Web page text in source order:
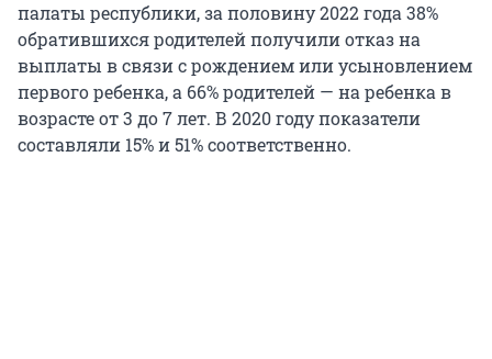
палаты республики, за половину 2022 года 38%
обратившихся родителей получили отказ на
выплаты в связи с рождением или усыновлением
первого ребенка, а 66% родителей — на ребенка в
возрасте от 3 до 7 лет. В 2020 году показатели
составляли 15% и 51% соответственно.